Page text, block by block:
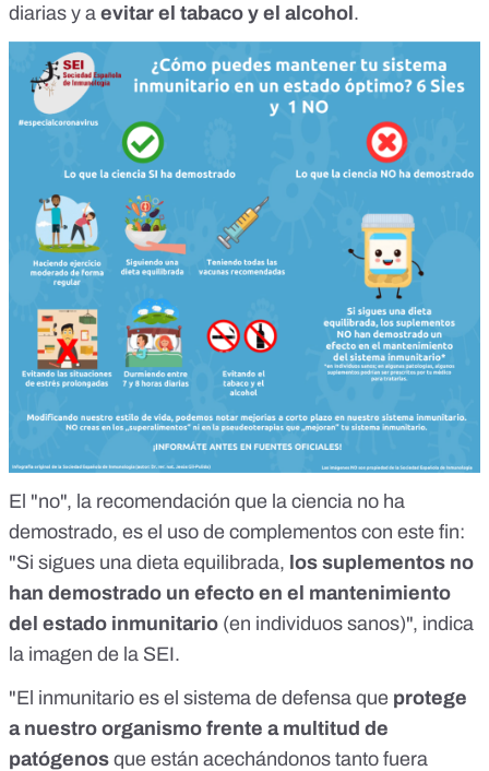
diarias y a evitar el tabaco y el alcohol.
El "no", la recomendación que la ciencia no ha
demostrado, es el uso de complementos con este fin:
"Si sigues una dieta equilibrada, los suplementos no
han demostrado un efecto en el mantenimiento
del estado inmunitario (en individuos sanos)", indica
la imagen de la SEI.
"El inmunitario es el sistema de defensa que protege
a nuestro organismo frente a multitud de
patógenos que están acechándonos tanto fuera